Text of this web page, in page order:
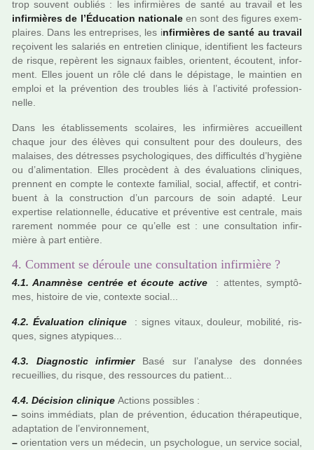
trop sou­­vent oubliés : les infir­­miè­­res de santé au tra­­vail et les
infir­­miè­­res de l’Éducation natio­­naleen sont des figu­­res exem­­
plai­­res. Dans les entre­­pri­­ses, les infir­­miè­­res de santé au tra­­vail
reçoi­­vent les sala­­riés en entre­­tien cli­­ni­­que, iden­­ti­­fient les fac­­teurs
de risque, repè­­rent les signaux fai­­bles, orien­­tent, écoutent, infor­­
ment. Elles jouent un rôle clé dans le dépis­­tage, le main­­tien en
emploi et la pré­­ven­­tion des trou­­bles liés à l’acti­­vité pro­­fes­­sion­­
nelle.
Dans les établissements sco­­lai­­res, les infir­­miè­­res accueillent
chaque jour des élèves qui consul­­tent pour des dou­­leurs, des
malai­­ses, des détres­­ses psy­­cho­­lo­­gi­­ques, des dif­­fi­­cultés d’hygiène
ou d’ali­­men­­ta­­tion. Elles pro­­cè­­dent à des évaluations cli­­ni­­ques,
pren­­nent en compte le contexte fami­­lial, social, affec­­tif, et contri­­
buent à la cons­­truc­­tion d’un par­­cours de soin adapté. Leur
exper­­tise rela­­tion­­nelle, éducative et pré­­ven­­tive est cen­­trale, mais
rare­­ment nommée pour ce qu’elle est : une consul­­ta­­tion infir­­
mière à part entière.
4. Comment se déroule une consultation infirmière ?
4.1. Anamnèse cen­trée et écoute active
: atten­tes, symp­tô­
mes, his­toire de vie, contexte social...
4.2. Évaluation cli­ni­que
: signes vitaux, dou­leur, mobi­lité, ris­
ques, signes aty­pi­ques...
4.3. Diagnostic infir­mier
Basé sur l’ana­lyse des don­nées
recueillies, du risque, des res­sour­ces du patient...
4.4. Décision cli­ni­que Actions pos­si­bles :
– soins immé­diats, plan de pré­ven­tion, éducation thé­ra­peu­ti­que,
adap­ta­tion de l’envi­ron­ne­ment,
– orien­ta­tion vers un méde­cin, un psy­cho­lo­gue, un ser­vice social,